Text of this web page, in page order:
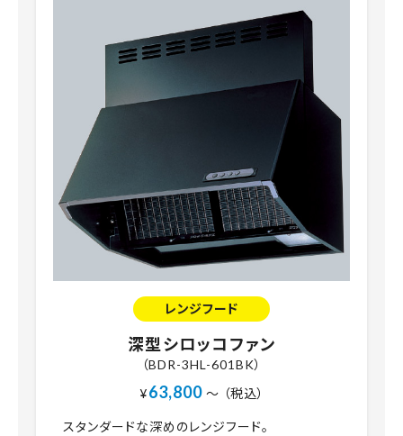
レンジフード
深型シロッコファン
（BDR-3HL-601BK）
¥63,800～ （税込）
スタンダードな深めのレンジフード。